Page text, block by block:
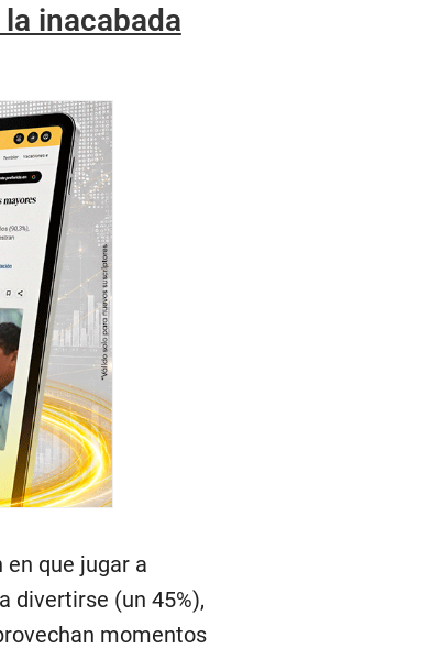
inacabada
que jugar a
divertirse (un 45%),
momentos